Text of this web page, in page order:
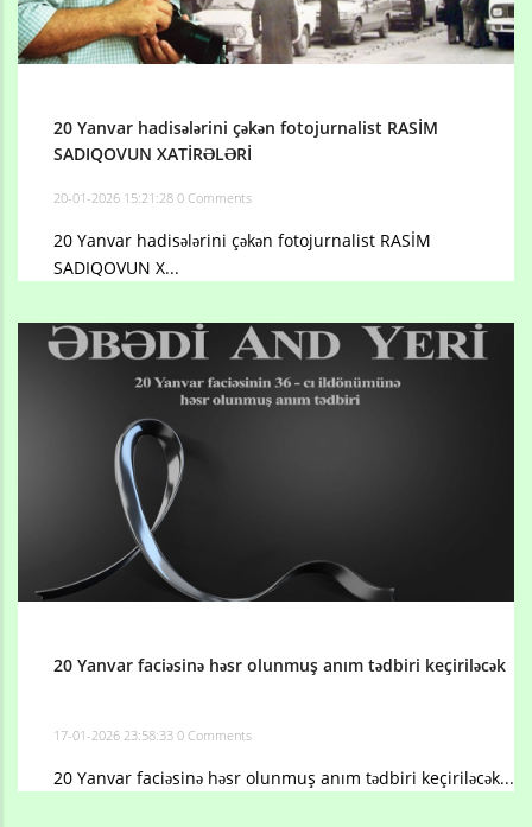
20 Yanvar hadisələrini çəkən fotojurnalist RASİM
SADIQOVUN XATİRƏLƏRİ
20-01-2026 15:21:28 0 Comments
20 Yanvar hadisələrini çəkən fotojurnalist RASİM
SADIQOVUN X...
20 Yanvar faciəsinə həsr olunmuş anım tədbiri keçiriləcək
17-01-2026 23:58:33 0 Comments
20 Yanvar faciəsinə həsr olunmuş anım tədbiri keçiriləcək...